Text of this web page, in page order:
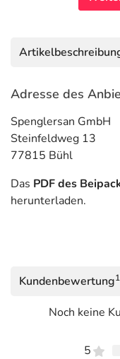
Adresse des
Spenglersan GmbH
Steinfeldweg 13
77815 Bühl
Das PDF des
herunterladen.
Kundenbewertung
Noch keine
5